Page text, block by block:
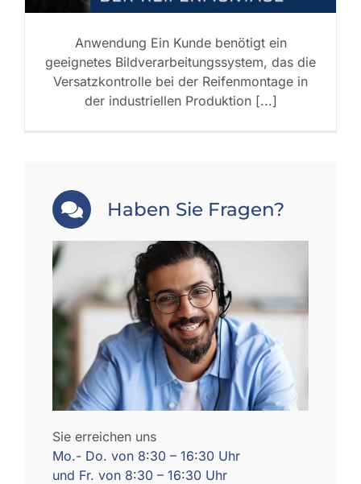
Anwendung Ein Kunde benötigt ein
geeignetes Bildverarbeitungssystem, das die
Versatzkontrolle bei der Reifenmontage in
der industriellen Produktion [...]
Haben Sie Fragen?
Sie erreichen uns
Mo.- Do. von 8:30 – 16:30 Uhr
und Fr. von 8:30 – 16:30 Uhr